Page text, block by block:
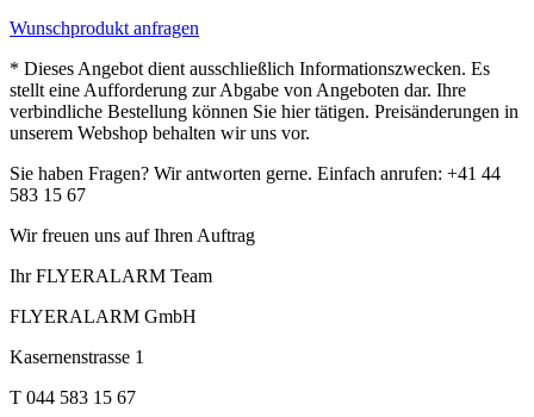
Wunschprodukt anfragen
* Dieses Angebot dient ausschließlich Informationszwecken. Es
stellt eine Aufforderung zur Abgabe von Angeboten dar. Ihre
verbindliche Bestellung können Sie hier tätigen. Preisänderungen in
unserem Webshop behalten wir uns vor.
Sie haben Fragen? Wir antworten gerne. Einfach anrufen: +41 44
583 15 67
Wir freuen uns auf Ihren Auftrag
Ihr FLYERALARM Team
FLYERALARM GmbH
Kasernenstrasse 1
T 044 583 15 67